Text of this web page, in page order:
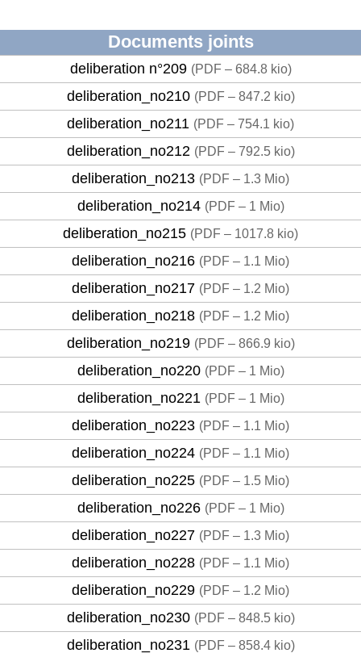
Documents joints
deliberation n°209 (PDF – 684.8 kio)
deliberation_no210 (PDF – 847.2 kio)
deliberation_no211 (PDF – 754.1 kio)
deliberation_no212 (PDF – 792.5 kio)
deliberation_no213 (PDF – 1.3 Mio)
deliberation_no214 (PDF – 1 Mio)
deliberation_no215 (PDF – 1017.8 kio)
deliberation_no216 (PDF – 1.1 Mio)
deliberation_no217 (PDF – 1.2 Mio)
deliberation_no218 (PDF – 1.2 Mio)
deliberation_no219 (PDF – 866.9 kio)
deliberation_no220 (PDF – 1 Mio)
deliberation_no221 (PDF – 1 Mio)
deliberation_no223 (PDF – 1.1 Mio)
deliberation_no224 (PDF – 1.1 Mio)
deliberation_no225 (PDF – 1.5 Mio)
deliberation_no226 (PDF – 1 Mio)
deliberation_no227 (PDF – 1.3 Mio)
deliberation_no228 (PDF – 1.1 Mio)
deliberation_no229 (PDF – 1.2 Mio)
deliberation_no230 (PDF – 848.5 kio)
deliberation_no231 (PDF – 858.4 kio)